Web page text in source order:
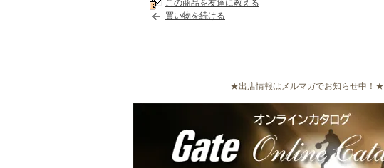
この商品を友達に教える
買い物を続ける
★出店情報はメルマガでお知らせ中！★